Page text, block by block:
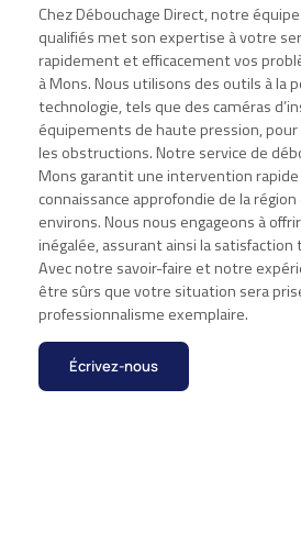
Chez Débouchage Direct, notre
qualifiés met son expertise à votre
rapidement et efficacement vos
à Mons. Nous utilisons des outils à la
technologie, tels que des caméras
équipements de haute pression,
les obstructions. Notre service de
Mons garantit une intervention
connaissance approfondie de la
environs. Nous nous engageons à
inégalée, assurant ainsi la
Avec notre savoir-faire et notre
être sûrs que votre situation sera
professionnalisme exemplaire.
Écrivez-nous